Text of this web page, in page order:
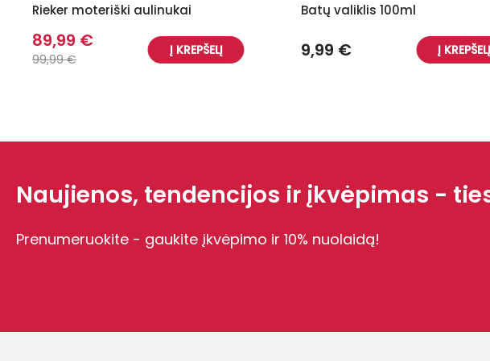
Rieker moteriški aulinukai
89,99 €
99,99 €
Į KREPŠELĮ
Batų valiklis 100ml
9,99 € Į KREPŠELĮ
Naujienos, tendencijos ir įkvėpimas -
Prenumeruokite - gaukite įkvėpimo ir 10% nuolaidą!